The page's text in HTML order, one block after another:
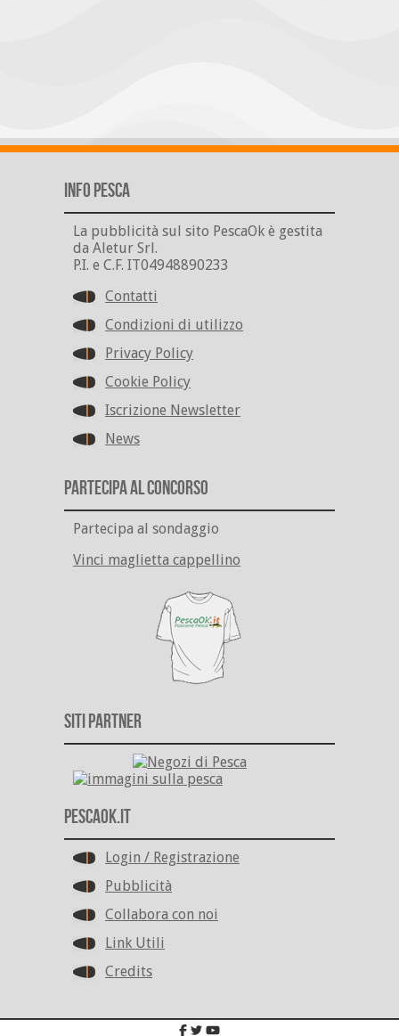
Info Pesca
La pubblicità sul sito PescaOk è gestita
da Aletur Srl.
P.I. e C.F. IT04948890233
Contatti
Condizioni di utilizzo
Privacy Policy
Cookie Policy
Iscrizione Newsletter
News
Partecipa al Concorso
Partecipa al sondaggio
Vinci maglietta cappellino
Siti Partner
PescaOk.it
Login / Registrazione
Pubblicità
Collabora con noi
Link Utili
Credits